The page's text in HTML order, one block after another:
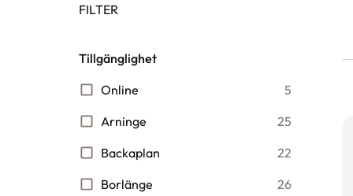
FILTER
Tillgänglighet
Online
5
Arninge
25
Backaplan
22
Borlänge
26